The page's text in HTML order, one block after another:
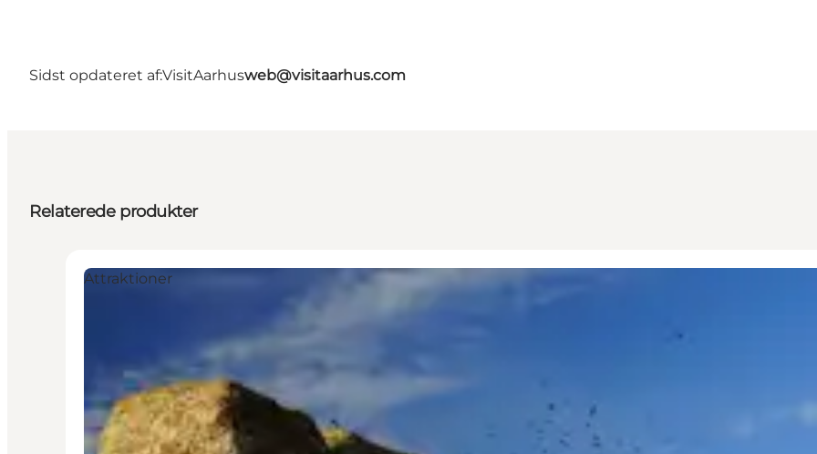
Sidst opdateret af:VisitAarhusweb@visitaarhus.com
Relaterede produkter
Attraktioner